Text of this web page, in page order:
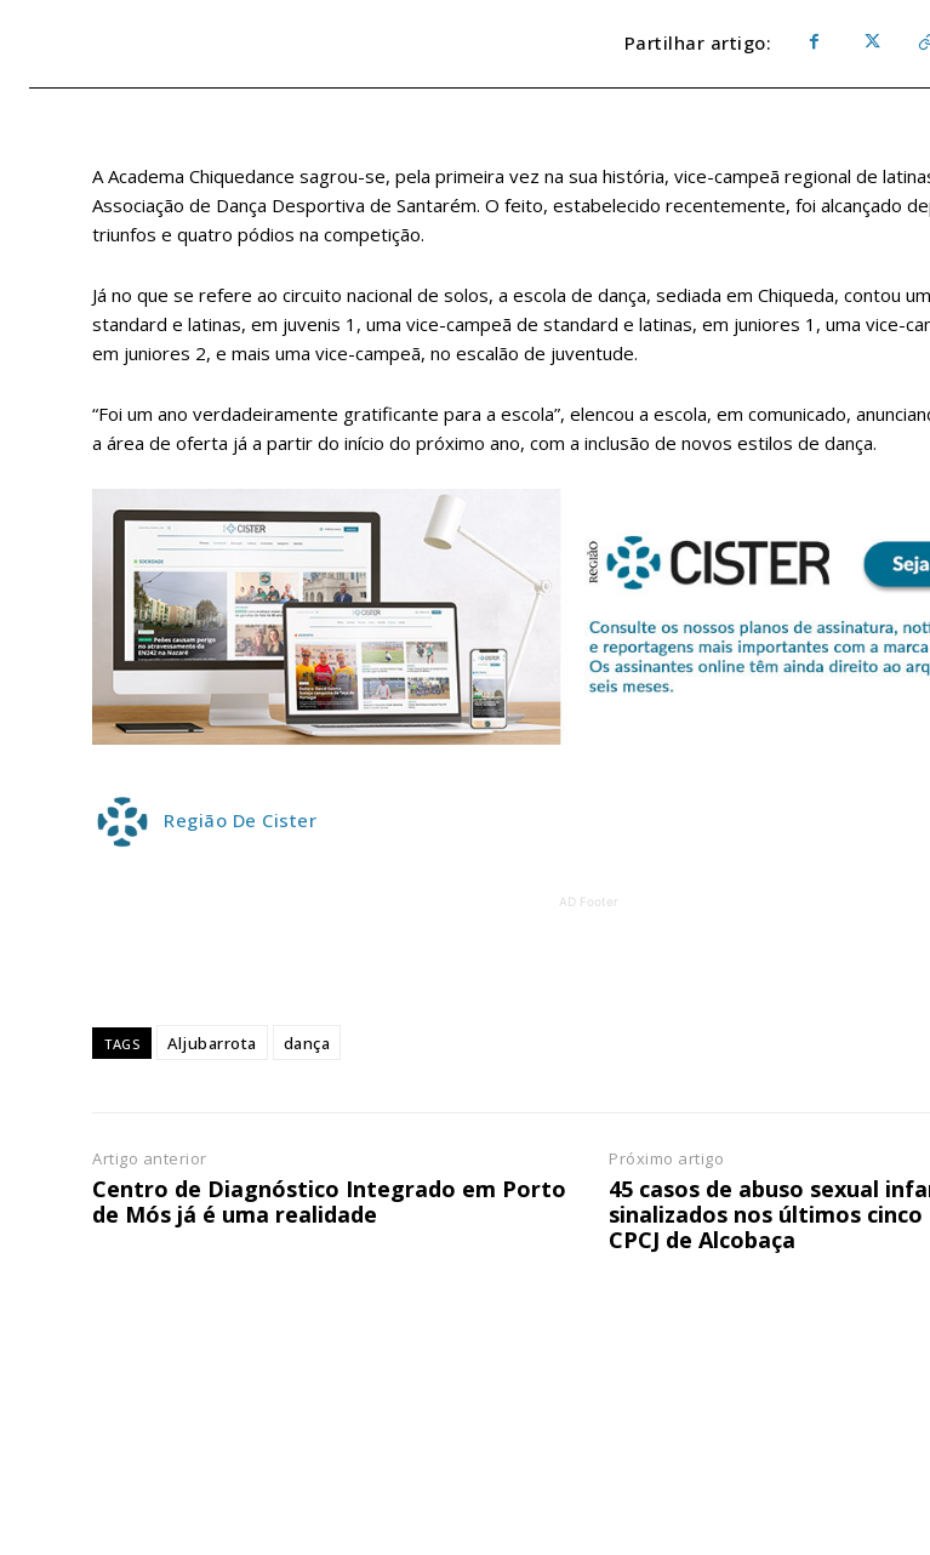
Faça-se assinante do Região de Cister e ajude-nos a
Sendo assinante terá acesso a todos os conteúdos
Escolha o plano de assinatura
12 meses
Escolha o plano
Partilhar artigo:
A Academa Chiquedance sagrou-se, pela primeira vez na sua história, vice-campeã regional de
Associação de Dança Desportiva de Santarém. O feito, estabelecido recentemente, foi alcançado
triunfos e quatro pódios na competição.
Já no que se refere ao circuito nacional de solos, a escola de dança, sediada em Chiqueda, contou
standard e latinas, em juvenis 1, uma vice-campeã de standard e latinas, em juniores 1, uma vice-
em juniores 2, e mais uma vice-campeã, no escalão de juventude.
“Foi um ano verdadeiramente gratificante para a escola”, elencou a escola, em comunicado,
a área de oferta já a partir do início do próximo ano, com a inclusão de novos estilos de dança.
Região De Cister
AD Footer
TAGS Aljubarrota dança
Artigo anterior
Centro de Diagnóstico Integrado em Porto
de Mós já é uma realidade
Próximo artigo
45 casos de abuso sexual
sinalizados nos últimos cinco
CPCJ de Alcobaça